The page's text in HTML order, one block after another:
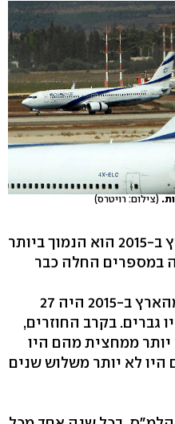
(צילום: רויטרס)
מספר הישראלים ששבו לארץ ב-2015 הוא הנמוך ביותר
במספרים החלה כבר
ממוצע הגיל של אלו שירדו מהארץ ב-2015 היה 27
גברים. בקרב החוזרים,
30 וגם כאן יותר ממחצית מהם היו
היו לא יותר משלוש שנים